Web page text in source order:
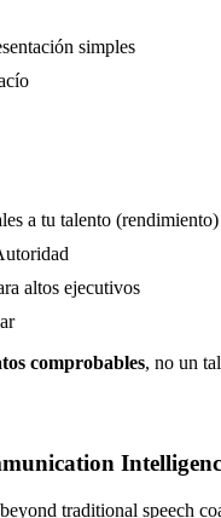
simples
a tu talento (rendimiento)
altos ejecutivos
comprobables, no un
traditional speech